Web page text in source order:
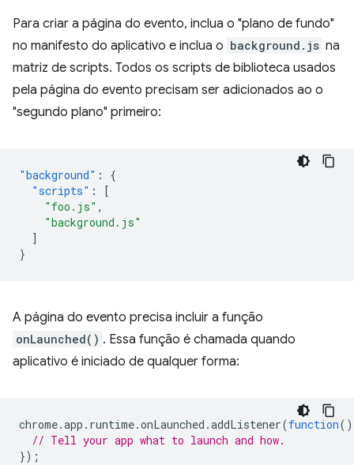
Para criar a página do evento, inclua o "plano de fundo"
no manifesto do aplicativo e inclua o background.js na
matriz de scripts. Todos os scripts de biblioteca usados
pela página do evento precisam ser adicionados ao o
"segundo plano" primeiro:
"background" :
{
"scripts" :
[
"foo.js" ,
"background.js"
]
}
A página do evento precisa incluir a função
onLaunched() . Essa função é chamada quando
aplicativo é iniciado de qualquer forma:
chrome.app . runtime.onLaunched .addListener(function()
// Tell your app what to launch and how.
});